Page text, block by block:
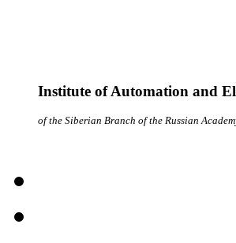
Institute of Automation and
of the Siberian Branch of the Russian